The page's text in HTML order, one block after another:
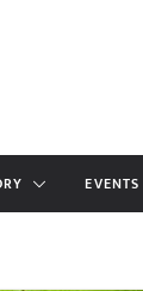
EVENTS